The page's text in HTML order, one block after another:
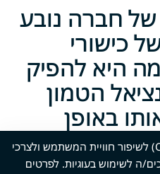
חברה נובע
כישורי
היא להפיק
הטמון
באופן
אתר זה משתמש בעוגיות (Cookies) לשיפור חוויית המשתמש ולצרכי
ה לשימוש בעוגיות. לפרטים